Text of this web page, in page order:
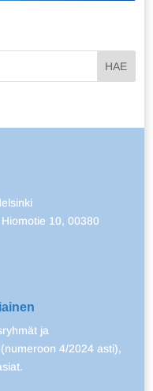
10, 00380
ja
4/2024 asti),